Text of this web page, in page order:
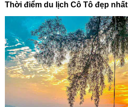
Thời điểm du lịch Cô Tô đẹp nhất